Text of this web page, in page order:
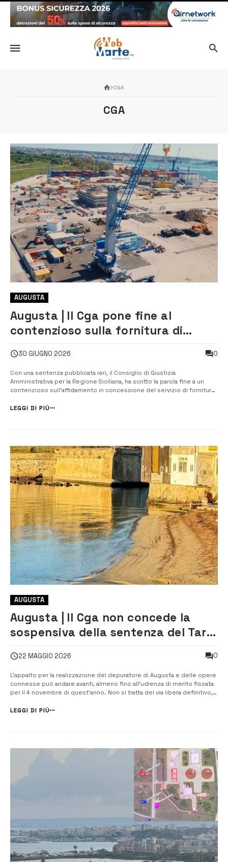
CGA
CGA
AUGUSTA
Augusta | Il Cga pone fine al
contenzioso sulla fornitura di
di Augusta
30 GIUGNO 2026 0
Con una sentenza pubblicata ieri, il Consiglio di Giustizia
Amministrativa per la Regione Siciliana, ha scritto la parola fine a un
contenzioso sull’affidamento in concessione del servizio di fornitura
industriale energetico del Porto di Augusta. L’appalto riguarda un se...
LEGGI DI PIÙ
AUGUSTA
Augusta | Il Cga non concede la
sospensiva della sentenza del Tar
all’appalto per il depuratore
22 MAGGIO 2026 0
L’appalto per la realizzazione del depuratore di Augusta e delle opere
connesse può andare avanti, almeno fino all’udienza di merito fissata
per il 4 novembre di quest’anno. Non si tratta del via libera definitivo,
respinto la richiesta di sospensione cautelare dell’effica...
LEGGI DI PIÙ